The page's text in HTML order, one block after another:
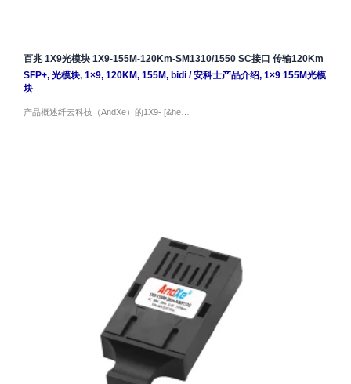
百兆 1X9光模块 1X9-155M-120Km-SM1310/1550 SC接口 传输120Km
SFP+, 光模块, 1×9, 120KM, 155M, bidi/安科士产品介绍, 1×9 155M光模
块
产品概述纤云科技（AndXe）的1X9- [&he…